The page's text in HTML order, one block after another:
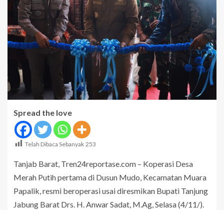
Spread the love
Telah Dibaca Sebanyak 253
Tanjab Barat, Tren24reportase.com – Koperasi Desa
Merah Putih pertama di Dusun Mudo, Kecamatan Muara
Papalik, resmi beroperasi usai diresmikan Bupati Tanjung
Jabung Barat Drs. H. Anwar Sadat, M.Ag, Selasa (4/11/).